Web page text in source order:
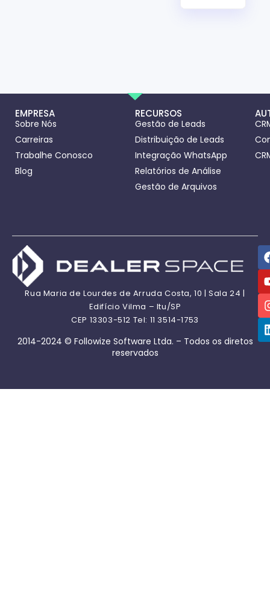
EMPRESA
Sobre Nós
Carreiras
Trabalhe Conosco
Blog
RECURSOS
Gestão de Leads
Distribuição de Leads
Integração WhatsApp
Relatórios de Análise
Gestão de Arquivos
Rua Maria de Lourdes de Arruda Costa, 10 | Sala 24 |
Edifício Vilma – Itu/SP
CEP 13303-512 Tel: 11 3514-1753
2014-2024 © Followize Software Ltda. – Todos os diretos
reservados